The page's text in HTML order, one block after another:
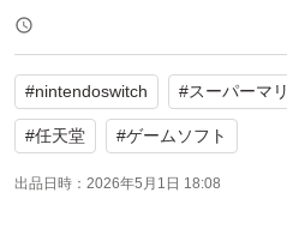
#nintendoswitch #スーパーマ
#任天堂 #ゲームソフト
出品日時： 2026年5月1日 18:08